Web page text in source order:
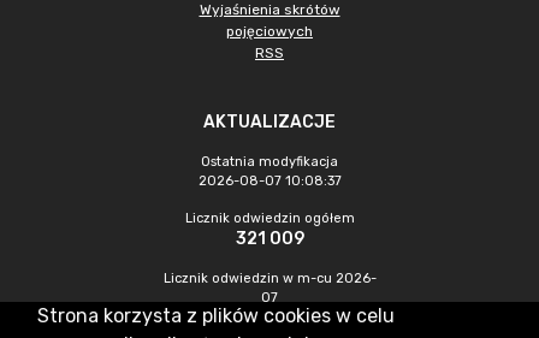
Wyjaśnienia skrótów
pojęciowych
RSS
AKTUALIZACJE
Ostatnia modyfikacja
2026-08-07 10:08:37
Licznik odwiedzin ogółem
321 009
Licznik odwiedzin w m-cu 2026-
07
1 068
Strona korzysta z plików cookies w celu